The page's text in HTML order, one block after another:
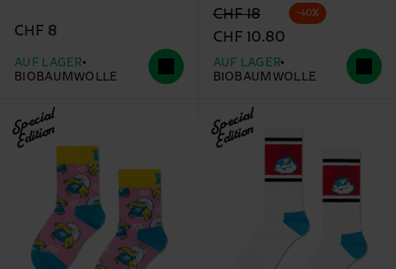
CHF 8
AUF LAGER
BIOBAUMWOLLE
Originalpreis
CHF 18
Reduzierter Preis
CHF 10.80
-40%
AUF LAGER
BIOBAUMWOLLE
Special
Edition Special
Edition